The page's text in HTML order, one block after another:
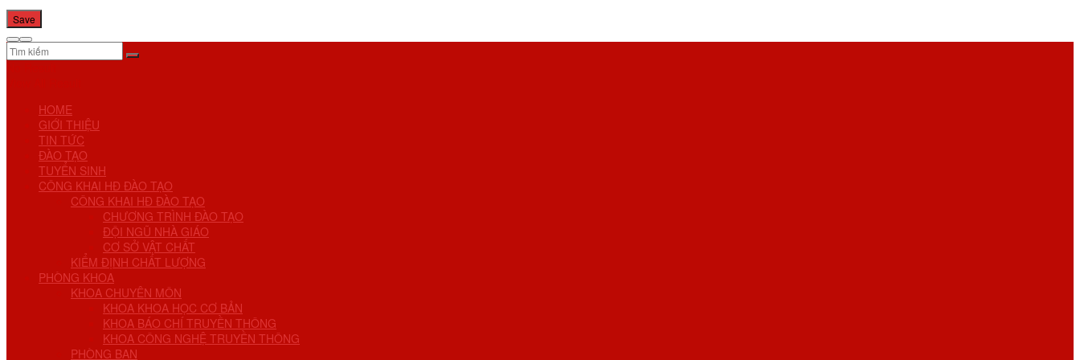
HOME
GIỚI THIỆU
TIN TỨC
ĐÀO TẠO
TUYỂN SINH
CÔNG KHAI HĐ ĐÀO TẠO
CÔNG KHAI HĐ ĐÀO TẠO
CHƯƠNG TRÌNH ĐÀO TẠO
ĐỘI NGŨ NHÀ GIÁO
CƠ SỞ VẬT CHẤT
KIỂM ĐỊNH CHẤT LƯỢNG
PHÒNG KHOA
KHOA CHUYÊN MÔN
KHOA KHOA HỌC CƠ BẢN
KHOA BÁO CHÍ TRUYỀN THÔNG
KHOA CÔNG NGHỆ TRUYỀN THÔNG
PHÒNG BAN